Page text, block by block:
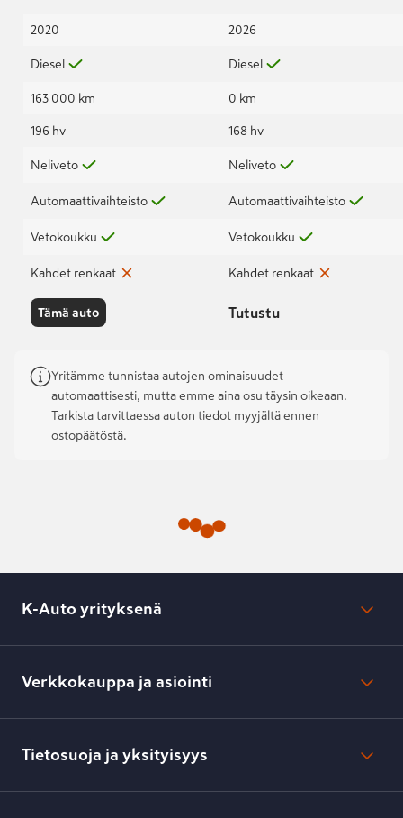
2020
Diesel
163 000 km
196 hv
Neliveto
Automaattivaihteisto
Vetokoukku
Kahdet renkaat
Tämä auto
2026
Diesel
0 km
168 hv
Neliveto
Automaattivaihteisto
Vetokoukku
Kahdet renkaat
Tutustu
Yritämme tunnistaa autojen ominaisuudet
automaattisesti, mutta emme aina osu täysin oikeaan.
Tarkista tarvittaessa auton tiedot myyjältä ennen
ostopäätöstä.
K-Auto yrityksenä
Lehdistötiedotteet
Toimipisteiden yhteystiedot
Verkkokauppa ja asiointi
Toimitustavat ja -kulut
Verkkokaupan peruuttamisilmoitus
Tietosuoja ja yksityisyys